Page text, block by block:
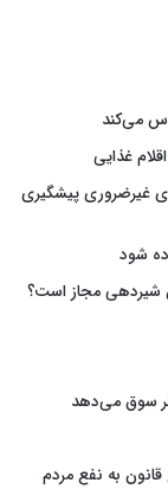
می‌کند
غذایی
غیرضروری پیشگیری
شود
شیردهی مجاز است؟
سوق می‌دهد
به نفع مردم